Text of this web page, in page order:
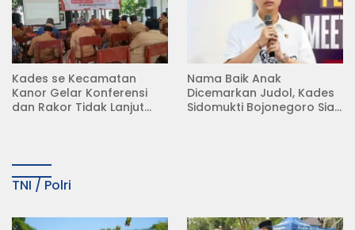
Kades se Kecamatan
Kanor Gelar Konferensi
dan Rakor Tidak Lanjut
Nama Baik Anak
Dicemarkan Judol, Kades
Sidomukti Bojonegoro Siap
TNI / Polri